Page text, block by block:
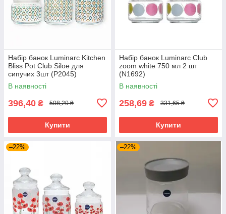
Набір банок Luminarc Kitchen
Bliss Pot Club Siloe для
сипучих 3шт (P2045)
В наявності
396,40 ₴ 508,20 ₴
Купити
Набір банок Luminarc Club
zoom white 750 мл 2 шт
(N1692)
В наявності
258,69 ₴ 331,65 ₴
Купити
–22% –22%